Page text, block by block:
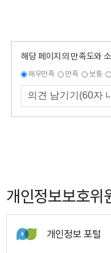
해당 페이지의 만족도와
매우만족 만족 보통
개인정보보호위
개인정보 포털